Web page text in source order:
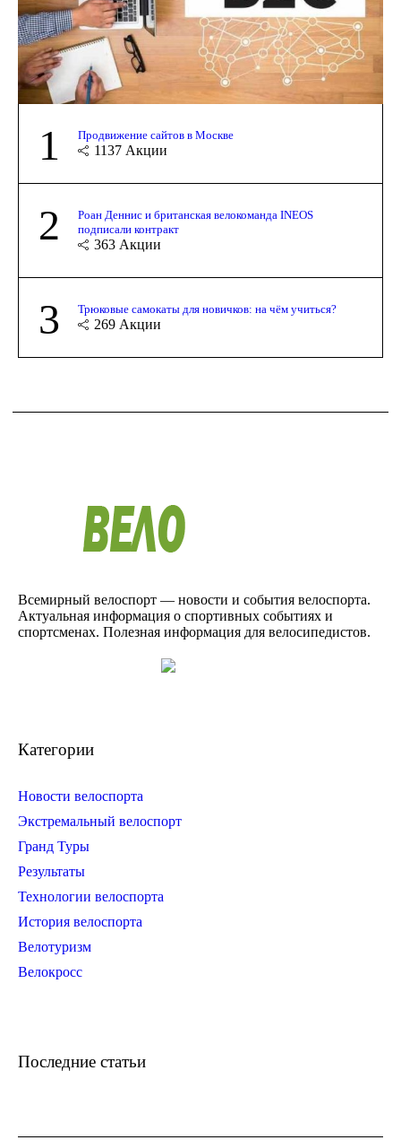
1 Продвижение сайтов в Москве
1137 Акции
2
Роан Деннис и британская велокоманда INEOS
подписали контракт
363 Акции
3 Трюковые самокаты для новичков: на чём учиться?
269 Акции
Всемирный велоспорт — новости и события велоспорта.
Актуальная информация о спортивных событиях и
спортсменах. Полезная информация для велосипедистов.
Категории
Новости велоспорта
Экстремальный велоспорт
Гранд Туры
Результаты
Технологии велоспорта
История велоспорта
Велотуризм
Велокросс
Последние статьи